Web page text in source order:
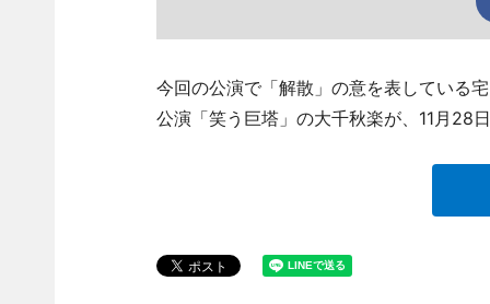
今回の公演で「解散」の意を表している
公演「笑う巨塔」の大千秋楽が、11月28